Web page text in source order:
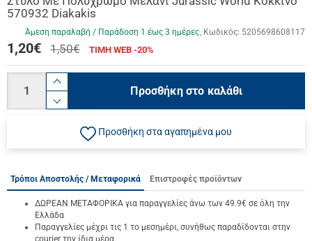
570932 Diakakis
Άμεση παραλαβή / Παράδoση 1 έως 3 ημέρες Κωδικός: 5205698608117
1,20€ 1,50€ ΤΙΜΗ WEB -20%
product.increase.quantity
product.decrease.quantity
Προσθήκη στο καλάθι
Προσθήκη στα αγαπημένα μου
Τρόποι Αποστολής / Μεταφορικά Επιστροφές προϊόντων
ΔΩΡΕΑΝ ΜΕΤΑΦΟΡΙΚΑ για παραγγελίες άνω των 49.9€ σε όλη την
Ελλάδα
Παραγγελίες μέχρι τις 1 το μεσημέρι, συνήθως παραδίδονται στην
courier την ίδια μέρα.